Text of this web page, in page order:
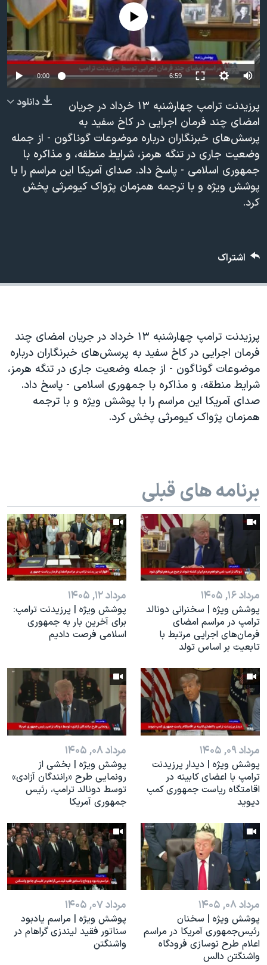
فرهنگ و زندگی
حقوق شهروندی
اقتصادی
علم و فناوری
گالری عکس
آرشیو پخش زنده
مستندها
انتخابات ریاست جمهوری آمریکا ۲۰۲۴
حمله جمهوری اسلامی به اسرائیل
رمز مهسا
اعتراضات زن، زندگی، آزادی
مجموعه مستندهای دادخواهی
تریبونال مردمی آبان ۹۸
دادگاه حمید نوری
چهل سال گروگان‌گیری
صفحه‌های ویژه
سفر پرزیدنت ترامپ به چین
دنبال کنید
زبانهای مختلف
Auto
240p
360p
480p
720p
1080p
No media source currently available
0:00 6:59 Auto
480p
720p
دانلود
پرزیدنت ترامپ چهارشنبه ۱۳ خرداد در جریان
امضای چند فرمان اجرایی در کاخ سفید به
پرسش‌های خبرنگاران درباره موضوعات گوناگون - از جمله
وضعیت جاری در تنگه هرمز، شرایط منطقه، و مذاکره با
جمهوری اسلامی - پاسخ داد. صدای آمریکا این مراسم را با
پوشش ویژه و با ترجمه همزمان پژواک کیومرثی پخش
کرد.
اشتراک
پرزیدنت ترامپ چهارشنبه ۱۳ خرداد در جریان امضای چند
فرمان اجرایی در کاخ سفید به پرسش‌های خبرنگاران درباره
موضوعات گوناگون - از جمله وضعیت جاری در تنگه هرمز،
شرایط منطقه، و مذاکره با جمهوری اسلامی - پاسخ داد.
صدای آمریکا این مراسم را با پوشش ویژه و با ترجمه
همزمان پژواک کیومرثی پخش کرد.
برنامه های قبلی
مرداد ۱۶, ۱۴۰۵
پوشش ویژه | سخنرانی دونالد
ترامپ در مراسم امضای
فرمان‌های اجرایی مرتبط با
تابعیت بر اساس تولد
مرداد ۱۲, ۱۴۰۵
پوشش ویژه | پرزیدنت ترامپ:
برای آخرین بار به جمهوری
اسلامی فرصت دادیم
مرداد ۰۹, ۱۴۰۵
پوشش ویژه | دیدار پرزیدنت
ترامپ با اعضای کابینه در
اقامتگاه ریاست جمهوری کمپ
دیوید
مرداد ۰۸, ۱۴۰۵
پوشش ویژه | بخشی از
رونمایی طرح «رانندگان آزادی»
توسط دونالد ترامپ، رئیس
جمهوری آمریکا
مرداد ۰۸, ۱۴۰۵
پوشش ویژه | سخنان
رئيس‌جمهوری آمریکا در مراسم
اعلام طرح نوسازی فرودگاه
واشنگتن دالس
مرداد ۰۷, ۱۴۰۵
پوشش ویژه | مراسم یادبود
سناتور فقید لیندزی گراهام در
واشنگتن